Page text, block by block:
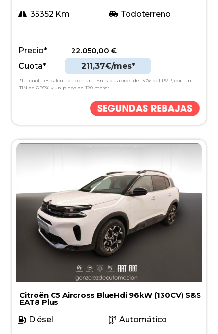
35352 Km Todoterreno
Precio* 22.050,00 €
Cuota*
211,37€/mes*
*La cuota es calculada con una Entrada aprox. del 30% del PVP, con un
TIN de 6.95% y un plazo de 120 meses.
Citroën C5 Aircross BlueHdi 96kW (130CV) S&S
EAT8 Plus
Diésel
Automático